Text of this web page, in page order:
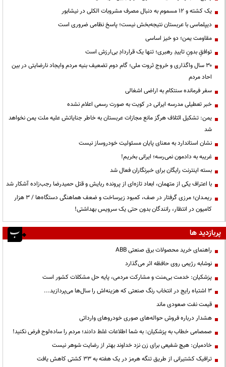
یک کشته و ۱۲ مسموم به دنبال مصرف مشروبات الکلی در نیشابور
دیپلماسی با عربستان نتیجه‌بخش نیست؛ پاسخ نظامی ضروری است
مقاومت یمن؛ دو خیز اساسی
توافقِ بدونِ تاییدِ رهبری؛ تنها یک قراردادِ بی‌ارزش است
۳۰ سال واگذاری و خروج ثروت ملی؛ گام دوم تضعیف بنیه مردم وایجاد نارضایتی در بین
احاد مردم
سفر فرمانده سنتکام به اراضی اشغالی
خبر تعطیلی مدرسه ایرانی در کویت به صورت رسمی اعلام نشده
یمن: تشکیل ائتلاف هرگز مانع مجازات عربستان به خاطر جنایاتش علیه ملت یمن نخواهد
شد
نشان استاندارد به معنای پایان مسئولیت خودروساز نیست
غریبه به دادمون نمی‌رسه؛ ایرانی بخریم!
بسته اینترنت رایگان برای خبرنگاران فعال شد
با اعتراف یکی از متهمان، ابعاد تازه‌ای از پرونده ربایش و قتل حمیدرضا رجب‌زاده آشکار شد
ریمـدان؛ مرزی گرفتار در صف، کمبود زیرساخت و ضعف هماهنگی دستگاه‌ها / ۳ هزار
کامیون در انتظار، رانندگان بدون حتی یک سرویس بهداشتی!
پربازدید ها
راهنمای خرید محصولات برق صنعتی ABB
نوشابه رژیمی روی حافظه اثر می‌گذارد
پزشکیان: خدمت بی‌منت و مشارکت مردمی، پایه حل مشکلات کشور است
3 اشتباه رایج در انتخاب رنگ صنعتی که هزینه‌اش را سال‌ها می‌پردازید...
قیمت نفت صعودی ماند
هشدار درباره فروش حواله‌های صوری خودروهای وارداتی
صمصامی خطاب به پزشکیان: به شما اطلاعات غلط دادند؛ مردم را ساده‌لوح فرض نکنید!
خادمیان: هیچ شفیعی برای زن نزد خداوند بهتر از رضایت شوهر نیست
ترافیک کشتیرانی از طریق تنگه هرمز در یک هفته به ۳۳ کشتی کاهش یافت